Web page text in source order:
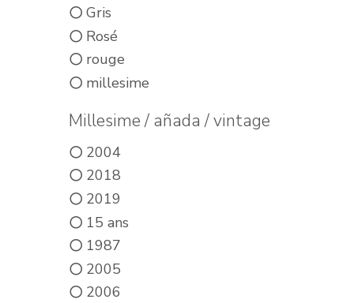
Gris
Rosé
rouge
millesime
Millesime / añada / vintage
2004
2018
2019
15 ans
1987
2005
2006